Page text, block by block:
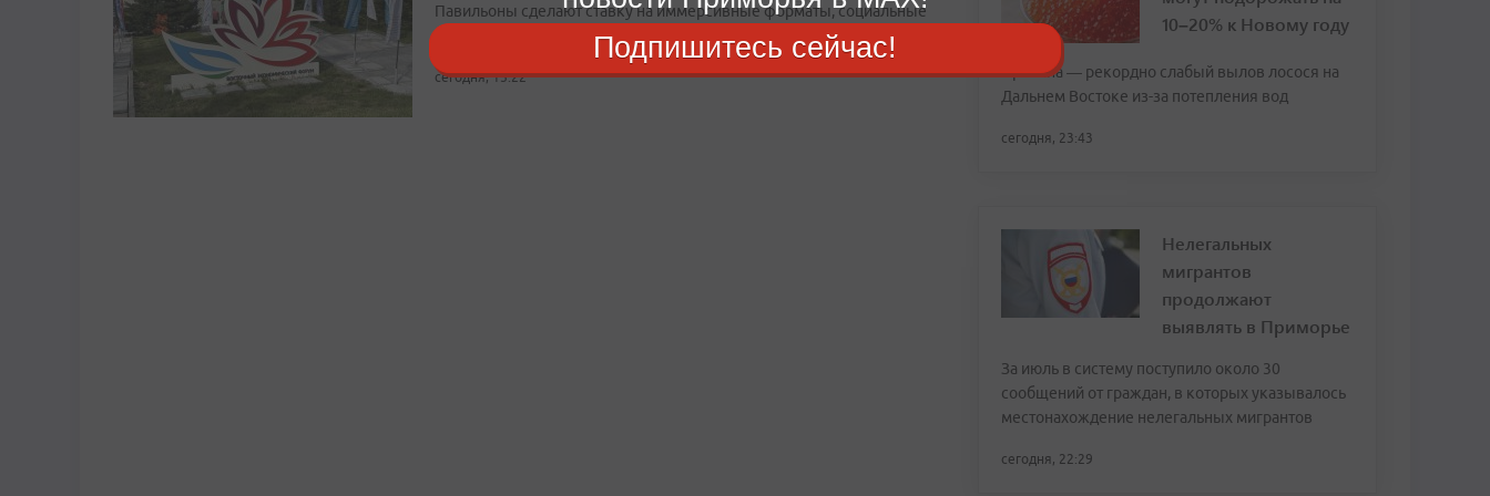
Павильоны сделают ставку на иммерсивные форматы, социальные
проекты и сценарии повседневной жизни в регионах
сегодня, 15:22
10–20% к Новому году
Причина — рекордно слабый вылов лосося на
Дальнем Востоке из-за потепления вод
сегодня, 23:43
Нелегальных
мигрантов
продолжают
выявлять в Приморье
За июль в систему поступило около 30
сообщений от граждан, в которых указывалось
местонахождение нелегальных мигрантов
сегодня, 22:29
Подпишитесь сейчас!